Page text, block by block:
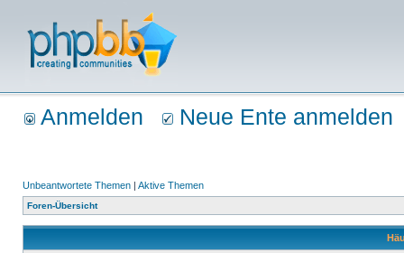
Anmelden Neue Ente anmelden
Unbeantwortete Themen | Aktive Themen
Foren-Übersicht